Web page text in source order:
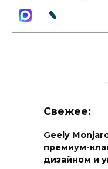
Свежее:
Geely
премиум-
дизайном и